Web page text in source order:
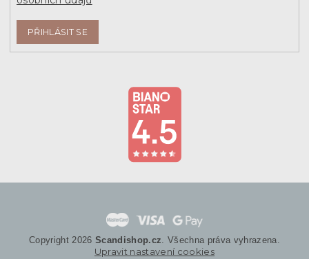
PŘIHLÁSIT SE
Copyright 2026 Scandishop.cz . Všechna práva vyhrazena.
Upravit nastavení cookies